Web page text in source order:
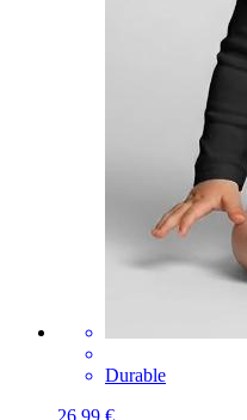
Durable
26,99 €